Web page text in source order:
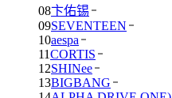
08卞佑锡
09SEVENTEEN
10aespa
11CORTIS
12SHINee
13BIGBANG